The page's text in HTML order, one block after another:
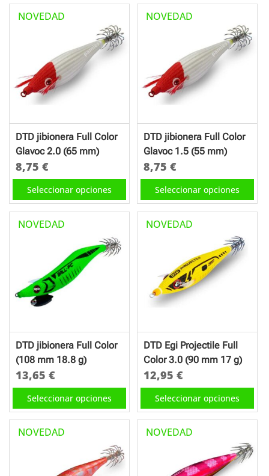
tiene
variantes.
Las
opciones
se
en
la
página
de
producto
tiene
variantes.
Las
opciones
se
en
la
página
de
producto
NOVEDAD
DTD jibionera Full Color
Glavoc 2.0 (65 mm)
8,75 €
Seleccionar opciones
Este
producto
tiene
variantes.
Las
opciones
la
página
de
producto
NOVEDAD
DTD jibionera Full Color
Glavoc 1.5 (55 mm)
8,75€
Seleccionar opciones
Este
producto
tiene
variantes.
Las
opciones
se
la
de
producto
NOVEDAD
DTD jibionera Full Color
(108 mm 18.8 g)
13,65 €
Seleccionar opciones
Este
producto
tiene
variantes.
Las
NOVEDAD
DTD Egi Projectile Full
Color 3.0 (90 mm 17 g)
12,95€
Seleccionar opciones
Este
producto
tiene
variantes.
Las
NOVEDAD NOVEDAD